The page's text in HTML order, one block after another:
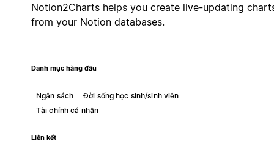
Notion2Charts helps you create live-updating
from your Notion databases.
Danh mục hàng đầu
Ngân sách
Đời sống học sinh/sinh viên
Tài chính cá nhân
Liên kết